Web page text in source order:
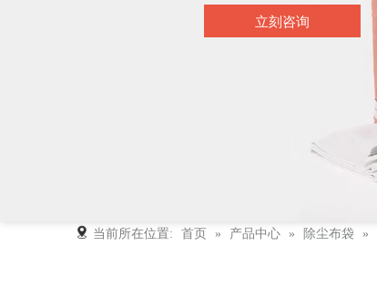
立刻咨询
当前所在位置: 首页 » 产品中心 » 除尘布袋 »